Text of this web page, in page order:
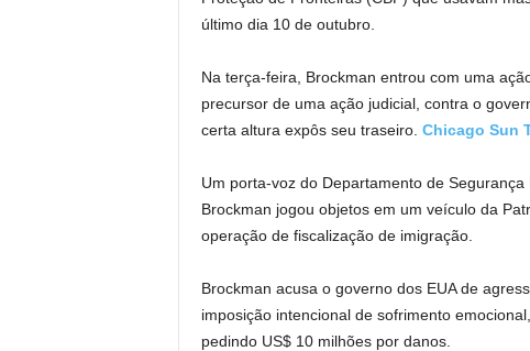
último dia 10 de outubro.
Na terça-feira, Brockman entrou com uma
precursor de uma ação judicial, contra o
certa altura expôs seu traseiro. Chicago Sun
Um porta-voz do Departamento de
Brockman jogou objetos em um veículo da
operação de fiscalização de imigração.
Brockman acusa o governo dos EUA de
imposição intencional de sofrimento
pedindo US$ 10 milhões por danos.